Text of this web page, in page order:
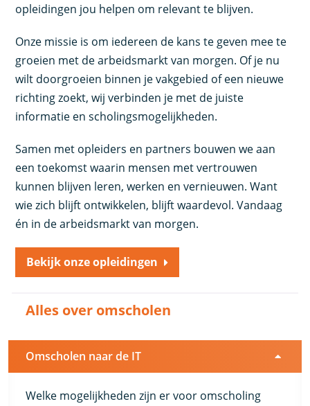
opleidingen jou helpen om relevant te blijven.
Onze missie is om iedereen de kans te geven mee te
groeien met de arbeidsmarkt van morgen. Of je nu
wilt doorgroeien binnen je vakgebied of een nieuwe
richting zoekt, wij verbinden je met de juiste
informatie en scholingsmogelijkheden.
Samen met opleiders en partners bouwen we aan
een toekomst waarin mensen met vertrouwen
kunnen blijven leren, werken en vernieuwen. Want
wie zich blijft ontwikkelen, blijft waardevol. Vandaag
én in de arbeidsmarkt van morgen.
Bekijk onze opleidingen
Alles over omscholen
Omscholen naar de IT
Welke mogelijkheden zijn er voor omscholing